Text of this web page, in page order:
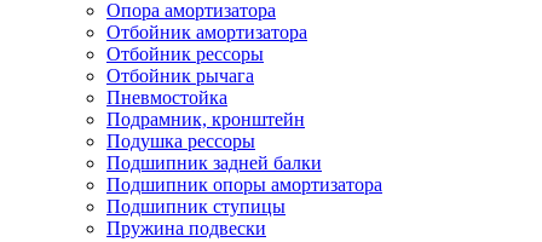
Опора амортизатора
Отбойник амортизатора
Отбойник рессоры
Отбойник рычага
Пневмостойка
Подрамник, кронштейн
Подушка рессоры
Подшипник задней балки
Подшипник опоры амортизатора
Подшипник ступицы
Пружина подвески